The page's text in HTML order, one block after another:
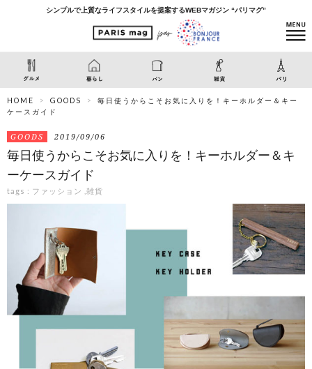
シンプルで上質なライフスタイルを提案するWEBマガジン “パリマグ”
HOME GOODS
毎日使うからこそお気に入りを！キーホルダー＆キー
ケースガイド
GOODS 2019/09/06
毎日使うからこそお気に入りを！キーホルダー＆キ
ーケースガイド
tags : ファッション 雑貨